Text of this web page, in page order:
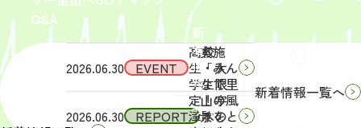
Q&A
新
着
情
報
サイ
2026.06.30 EVENT
象】中
学生・
高校
生・大
学生限
定！宇
津木の
2026.06.30 REPORT
（土）
実施
「みん
なで里
山の風
景をと
新着情報一覧へ